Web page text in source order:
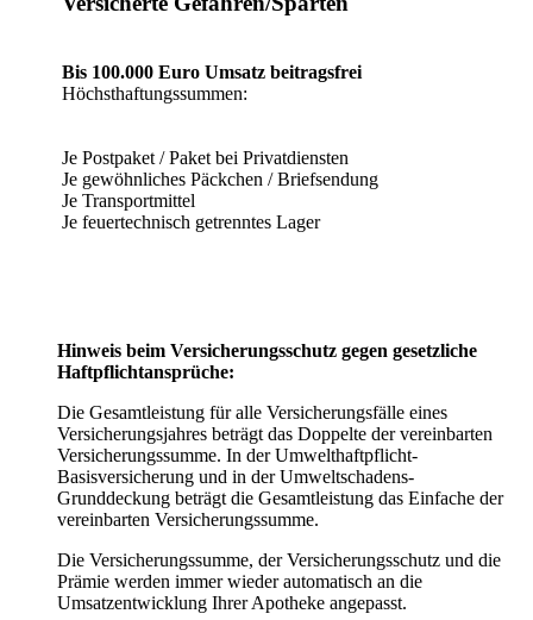
Bis 100.000 Euro Umsatz beitragsfrei
Höchsthaftungssummen:
Je Postpaket / Paket bei Privatdiensten
Je gewöhnliches Päckchen / Briefsendung
Je Transportmittel
Je feuertechnisch getrenntes Lager
Hinweis beim Versicherungsschutz gegen gesetzliche
Haftpflichtansprüche:
Die Gesamtleistung für alle Versicherungsfälle eines
Versicherungsjahres beträgt das Doppelte der vereinbarten
Versicherungssumme. In der Umwelthaftpflicht-
Basisversicherung und in der Umweltschadens-
Grunddeckung beträgt die Gesamtleistung das Einfache der
vereinbarten Versicherungssumme.
Die Versicherungssumme, der Versicherungsschutz und die
Prämie werden immer wieder automatisch an die
Umsatzentwicklung Ihrer Apotheke angepasst.